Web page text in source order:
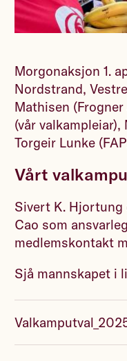
Morgonaksjon 1.
Nordstrand,
Mathisen
(vår
Torgeir Lunke
Vårt
Sivert K. Hjortung
Cao som
medlemskontakt
Sjå mannskapet i